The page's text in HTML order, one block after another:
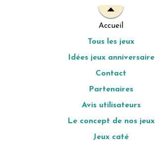
Accueil
Tous les jeux
Idées jeux anniversaire
Contact
Partenaires
Avis utilisateurs
Le concept de nos jeux
Jeux caté